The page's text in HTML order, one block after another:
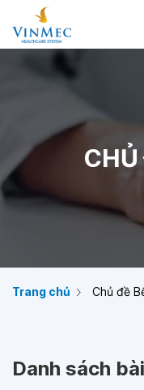
CHỦ
Trang chủ Chủ đề
Danh sách